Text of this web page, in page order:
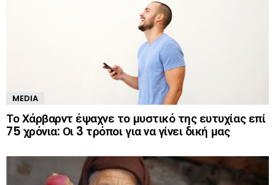
MEDIA
Το Χάρβαρντ έψαχνε το μυστικό της ευτυχίας επί
75 χρόνια: Οι 3 τρόποι για να γίνει δική μας